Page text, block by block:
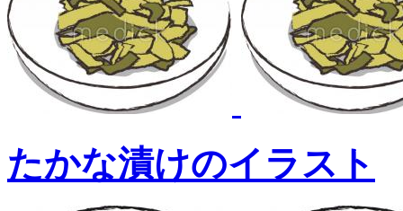
たかな漬けのイラスト